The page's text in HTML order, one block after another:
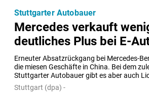
Mercedes verkauft
deutliches Plus bei E-
Erneuter Absatzrückgang bei Mercedes-
die miesen Geschäfte in China. Bei dem
Stuttgarter Autobauer gibt es aber auch
Stuttgarter Autobauer
Stuttgart (dpa) -